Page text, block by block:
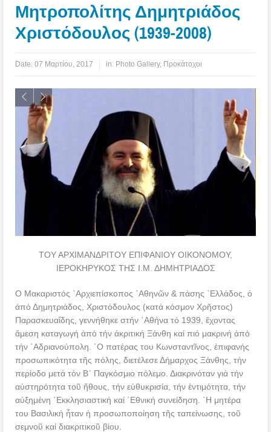
Μητροπολίτης Δημητριάδος
Χριστόδουλος (1939-2008)
Date:07 Μαρτίου, 2017 in: Photo Gallery, Προκάτοχοι
ΤΟΥ ΑΡΧΙΜΑΝΔΡΙΤΟΥ ΕΠΙΦΑΝΙΟΥ ΟΙΚΟΝΟΜΟΥ,
ΙΕΡΟΚΗΡΥΚΟΣ ΤΗΣ Ι.Μ. ΔΗΜΗΤΡΙΑΔΟΣ
Ο Μακαριστός ᾿Αρχιεπίσκοπος ᾿Αθηνῶν & πάσης ῾Ελλάδος, ὁ
ἀπό Δημητριάδος, Χριστόδουλος (κατά κόσμον Χρῆστος)
Παρασκευαΐδης, γεννήθηκε στήν ᾿Αθήνα τό 1939, ἔχοντας
ἄμεση καταγωγή ἀπό τήν ἀκριτική Ξάνθη καί πιό μακρινή ἀπό
τήν ᾿Αδριανούπολη. ῾Ο πατέρας του Κωνσταντῖνος, ἐπιφανής
προσωπικότητα τῆς πόλης, διετέλεσε Δήμαρχος Ξάνθης, τήν
περίοδο μετά τόν Β´ Παγκόσμιο πόλεμο. Διακρινόταν γιά τήν
αὐστηρότητα τοῦ ἤθους, τήν εὐθυκρισία, τήν ἐντιμότητα, τήν
αὐξημένη ᾿Εκκλησιαστική καί ᾿Εθνική συνείδηση. ῾Η μητέρα
του Βασιλική ἦταν ἡ προσωποποίηση τῆς ταπείνωσης, τοῦ
σεμνοῦ καί διακριτικοῦ βίου.